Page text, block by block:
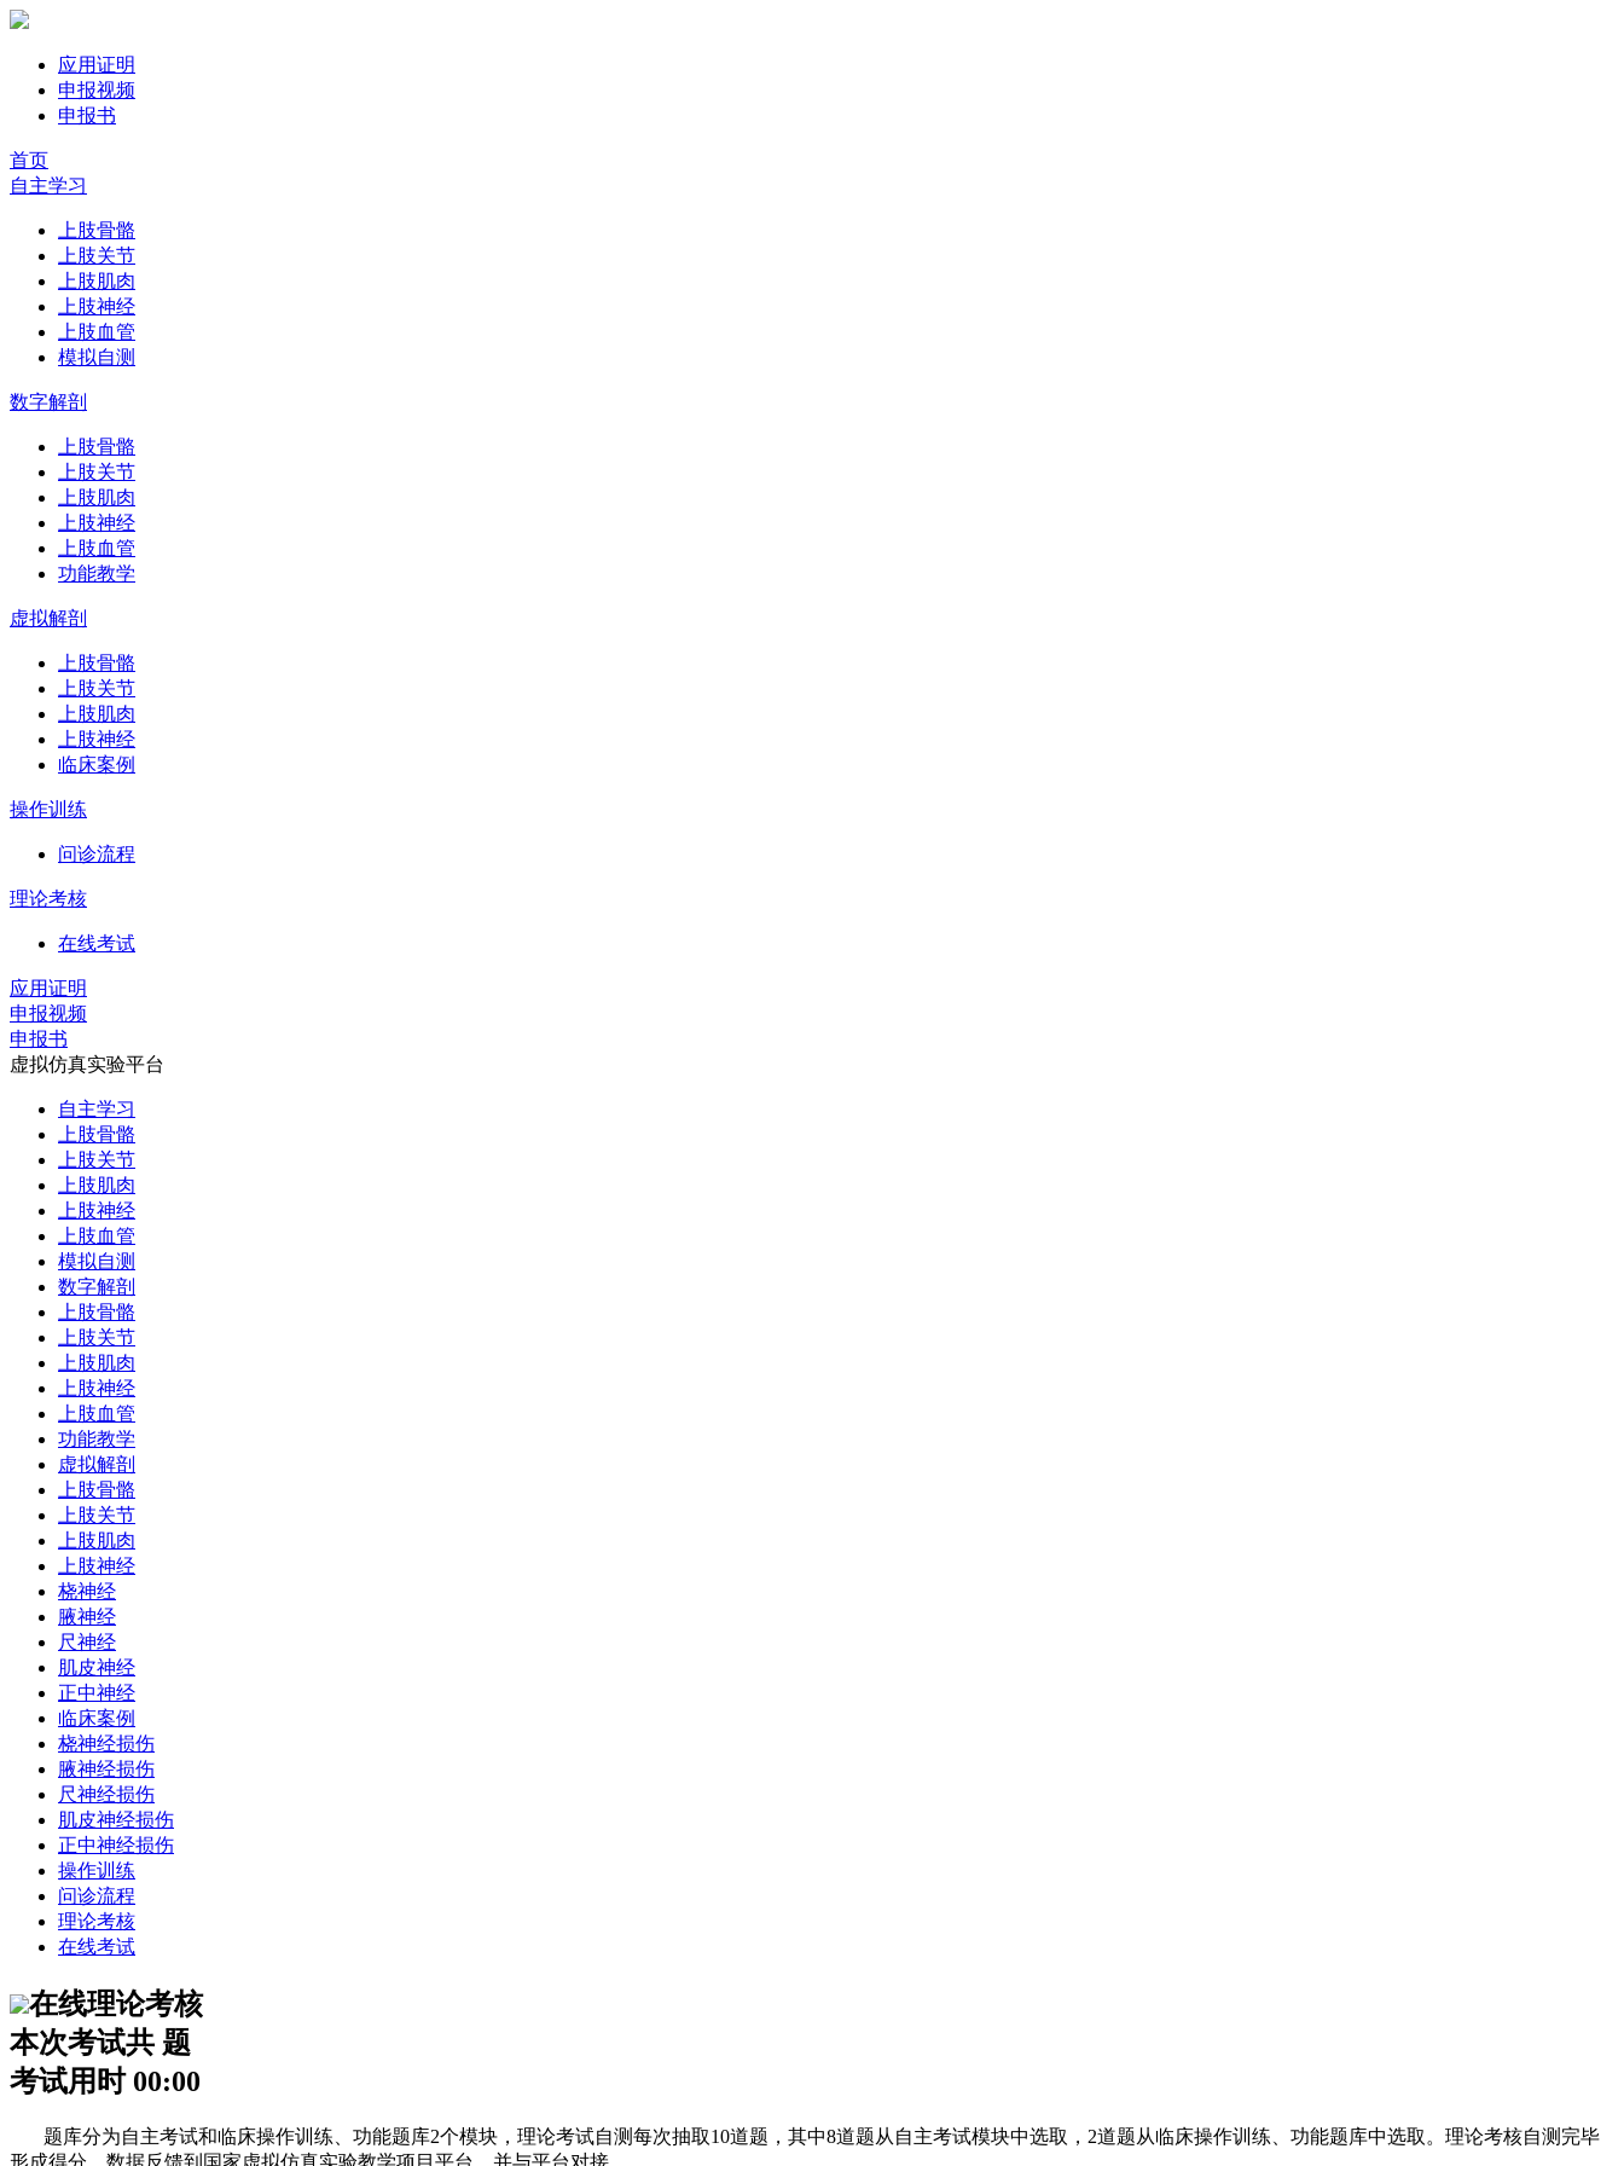
应用证明
申报视频
申报书
首页
自主学习
上肢骨骼
上肢关节
上肢肌肉
上肢神经
上肢血管
模拟自测
数字解剖
上肢骨骼
上肢关节
上肢肌肉
上肢神经
上肢血管
功能教学
虚拟解剖
上肢骨骼
上肢关节
上肢肌肉
上肢神经
临床案例
操作训练
问诊流程
理论考核
在线考试
应用证明
申报视频
申报书
虚拟仿真实验平台
自主学习
上肢骨骼
上肢关节
上肢肌肉
上肢神经
上肢血管
模拟自测
数字解剖
上肢骨骼
上肢关节
上肢肌肉
上肢神经
上肢血管
功能教学
虚拟解剖
上肢骨骼
上肢关节
上肢肌肉
上肢神经
桡神经
腋神经
尺神经
肌皮神经
正中神经
临床案例
桡神经损伤
腋神经损伤
尺神经损伤
肌皮神经损伤
正中神经损伤
操作训练
问诊流程
理论考核
在线考试
在线理论考核
本次考试共 题
考试用时 00:00
题库分为自主考试和临床操作训练、功能题库2个模块，理论考试自测每次抽取10道题，其中8道题从自主考试模块中选取，2道题从临床操作训练、功能题库中选取。理论考核自测完毕
形成得分，数据反馈到国家虚拟仿真实验教学项目平台，并与平台对接。